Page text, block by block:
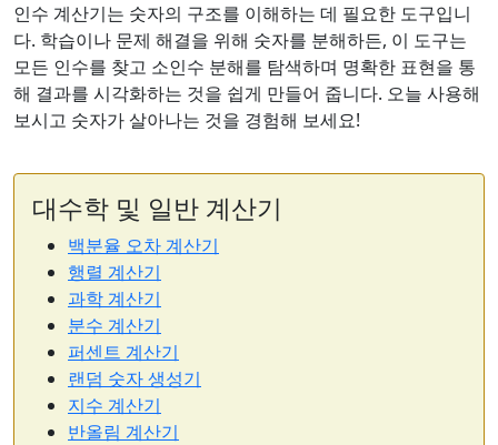
인수 계산기는 숫자의 구조를 이해하는 데 필요한 도구입니
다. 학습이나 문제 해결을 위해 숫자를 분해하든, 이 도구는
모든 인수를 찾고 소인수 분해를 탐색하며 명확한 표현을 통
해 결과를 시각화하는 것을 쉽게 만들어 줍니다. 오늘 사용해
보시고 숫자가 살아나는 것을 경험해 보세요!
대수학 및 일반 계산기
백분율 오차 계산기
행렬 계산기
과학 계산기
분수 계산기
퍼센트 계산기
랜덤 숫자 생성기
지수 계산기
반올림 계산기